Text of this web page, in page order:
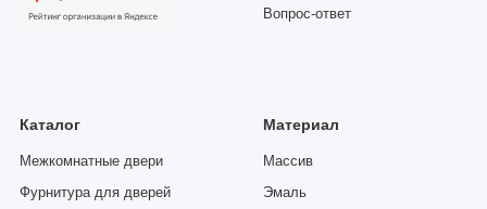
Вопрос-ответ
Каталог
Межкомнатные двери
Фурнитура для дверей
Материал
Массив
Эмаль